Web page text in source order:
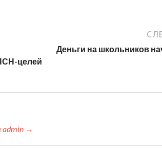
целей
Деньги на школьников
→